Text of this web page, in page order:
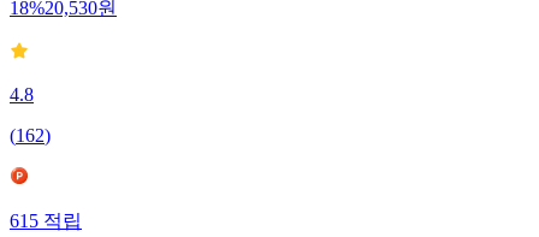
18%20,530원
4.8
(162)
615적립